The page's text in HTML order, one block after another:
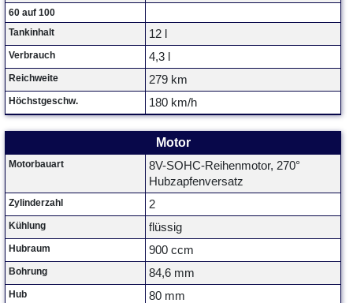
60 auf 100
Tankinhalt
12 l
Verbrauch 4,3 l
Reichweite 279 km
Höchstgeschw. 180 km/h
Motor
Motorbauart
8V-SOHC-Reihenmotor, 270°
Hubzapfenversatz
Zylinderzahl 2
Kühlung flüssig
Hubraum 900 ccm
Bohrung 84,6 mm
Hub 80 mm